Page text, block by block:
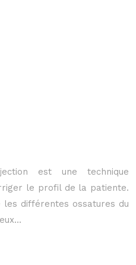
est une technique
le profil de la patiente.
les différentes ossatures du